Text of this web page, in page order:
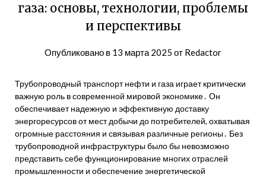
газа: основы, технологии, проблемы
и перспективы
Опубликовано в 13 марта 2025 от Redactor
Трубопроводный транспорт нефти и газа играет критически
важную роль в современной мировой экономике․ Он
обеспечивает надежную и эффективную доставку
энергоресурсов от мест добычи до потребителей, охватывая
огромные расстояния и связывая различные регионы․ Без
трубопроводной инфраструктуры было бы невозможно
представить себе функционирование многих отраслей
промышленности и обеспечение энергетической